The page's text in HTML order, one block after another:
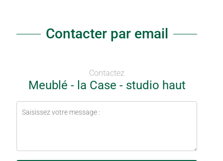
Contacter par email
Contactez
Meublé - la Case - studio haut